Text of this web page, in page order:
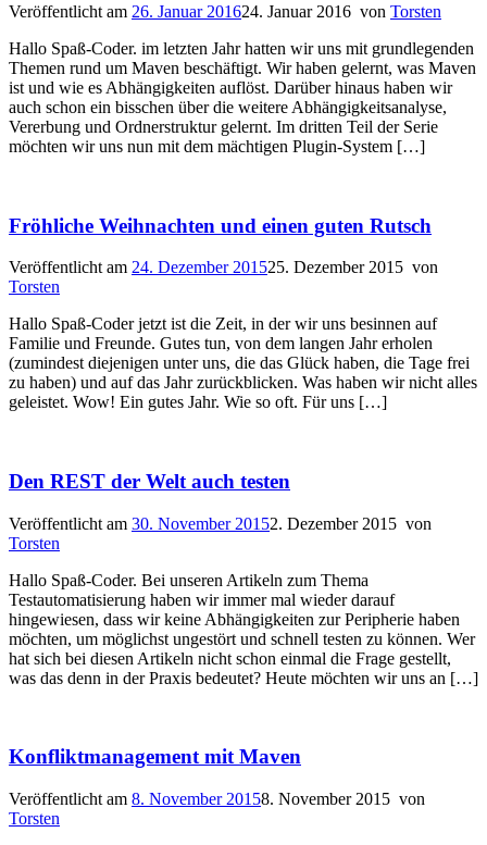
Veröffentlicht am 26. Januar 201624. Januar 2016 von Torsten
Hallo Spaß-Coder. im letzten Jahr hatten wir uns mit grundlegenden
Themen rund um Maven beschäftigt. Wir haben gelernt, was Maven
ist und wie es Abhängigkeiten auflöst. Darüber hinaus haben wir
auch schon ein bisschen über die weitere Abhängigkeitsanalyse,
Vererbung und Ordnerstruktur gelernt. Im dritten Teil der Serie
möchten wir uns nun mit dem mächtigen Plugin-System […]
Fröhliche Weihnachten und einen guten Rutsch
Veröffentlicht am 24. Dezember 201525. Dezember 2015 von
Torsten
Hallo Spaß-Coder jetzt ist die Zeit, in der wir uns besinnen auf
Familie und Freunde. Gutes tun, von dem langen Jahr erholen
(zumindest diejenigen unter uns, die das Glück haben, die Tage frei
zu haben) und auf das Jahr zurückblicken. Was haben wir nicht alles
geleistet. Wow! Ein gutes Jahr. Wie so oft. Für uns […]
Den REST der Welt auch testen
Veröffentlicht am 30. November 20152. Dezember 2015 von
Torsten
Hallo Spaß-Coder. Bei unseren Artikeln zum Thema
Testautomatisierung haben wir immer mal wieder darauf
hingewiesen, dass wir keine Abhängigkeiten zur Peripherie haben
möchten, um möglichst ungestört und schnell testen zu können. Wer
hat sich bei diesen Artikeln nicht schon einmal die Frage gestellt,
was das denn in der Praxis bedeutet? Heute möchten wir uns an […]
Konfliktmanagement mit Maven
Veröffentlicht am 8. November 20158. November 2015 von
Torsten